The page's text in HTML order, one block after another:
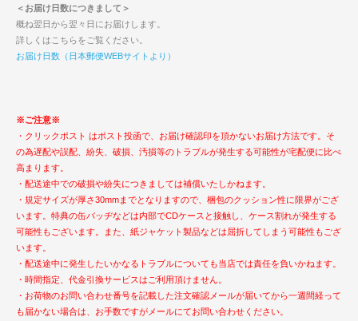
＜お届け日数につきまして＞
概ね翌日から翌々日にお届けします。
詳しくはこちらをご覧ください。
お届け日数（日本郵便WEBサイトより）
※ご注意※
・クリックポスト はポスト投函で、お届け確認印を頂かないお届け方法です。そ
の為遅配や誤配、紛失、破損、汚損等のトラブルが発生する可能性が宅配便に比べ
高まります。
・配送途中での破損や紛失につきましては補償いたしかねます。
・規定サイズが厚さ30mmまでとなりますので、梱包のクッション性に限界がござ
います。特典の缶バッヂなどは内部でCDケースと接触し、ケース割れが発生する
可能性もございます。また、紙ジャケット製品などは屈折してしまう可能性もござ
います。
・配送途中に発生したいかなるトラブルについても当店では責任を負いかねます。
・時間指定、代金引換サービスはご利用頂けません。
・お荷物のお問い合わせ番号を記載した注文確認メールが届いてから一週間経って
も届かない場合は、お手数ですがメールにてお問い合わせください。